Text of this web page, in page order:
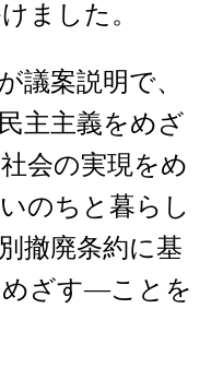
ました。
議案説明で、
主主義をめざ
会の実現をめ
のちと暮らし
撤廃条約に基
ざす―ことを